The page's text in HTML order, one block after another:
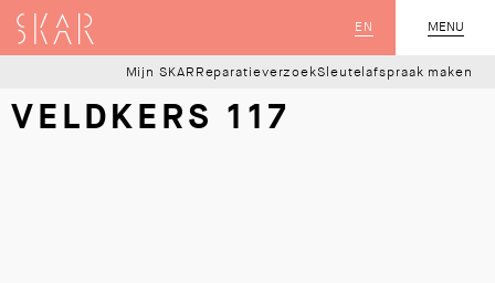
MENU
SLUIT
EN
SKAR
Mijn SKAR ReparatieverzoekSleutelafspraak maken
VELDKERS 117